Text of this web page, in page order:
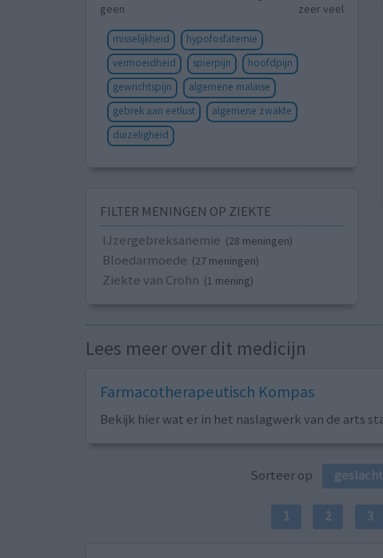
geen zeer veel
misselijkheid
hypofosfatemie
vermoeidheid
spierpijn
hoofdpijn
gewrichtspijn
algemene malaise
gebrek aan eetlust
algemene zwakte
duizeligheid
FILTER MENINGEN OP ZIEKTE
IJzergebreksanemie (28 meningen)
Bloedarmoede (27 meningen)
Ziekte van Crohn (1 mening)
Lees meer over dit medicijn
Farmacotherapeutisch Kompas
Bekijk hier wat er in het naslagwerk van de arts
Sorteer op geslacht
1 2 3